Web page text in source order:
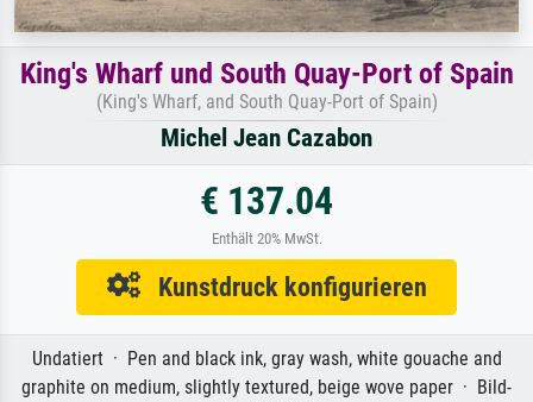
King's Wharf und South Quay-Port of Spain
(King's Wharf, and South Quay-Port of Spain)
Michel Jean Cazabon
€ 137.04
Enthält 20% MwSt.
Kunstdruck konfigurieren
Undatiert · Pen and black ink, gray wash, white gouache and
graphite on medium, slightly textured, beige wove paper · Bild-